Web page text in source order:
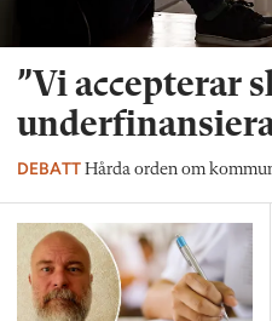
”Vi accepterar
DEBATT Hårda orden om